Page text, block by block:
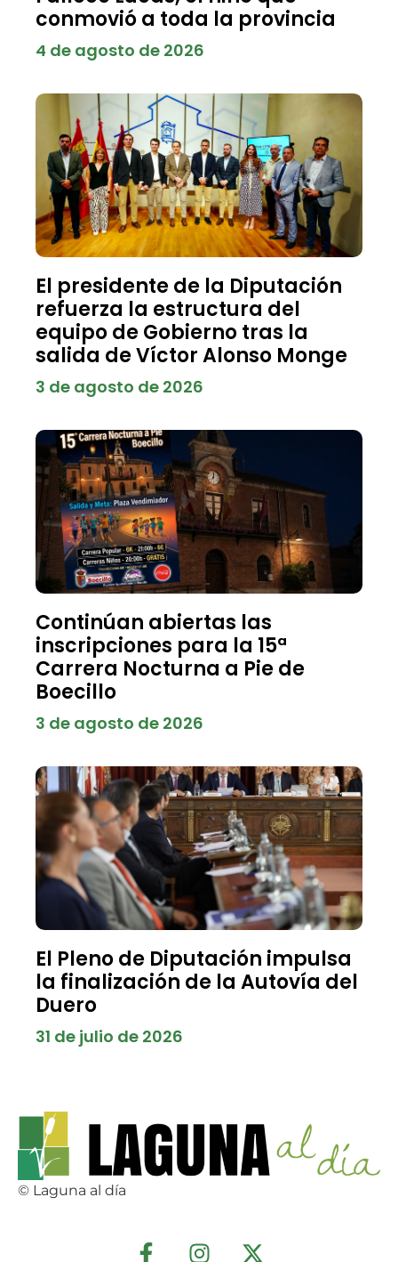
conmovió a toda la provincia
4 de agosto de 2026
El presidente de la Diputación
refuerza la estructura del
equipo de Gobierno tras la
salida de Víctor Alonso Monge
3 de agosto de 2026
Continúan abiertas las
inscripciones para la 15ª
Carrera Nocturna a Pie de
Boecillo
3 de agosto de 2026
El Pleno de Diputación impulsa
la finalización de la Autovía del
Duero
31 de julio de 2026
© Laguna al día